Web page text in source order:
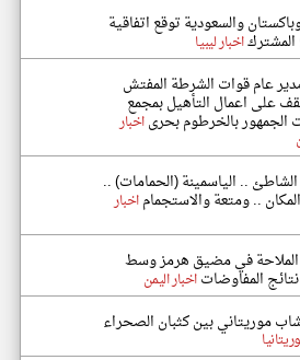
والسعودية توقع اتفاقية
المشتركاخبار ليبيا
عام قوات الشرطة المفتش
على اعمال التأهيل بمجمع
الجمهور بالخرطوم بحرىاخبار
الشاطئ .. الياسمينة (الحمامات) ..
.. ومتعة والاستجماماخبار
الملاحة في مضيق هرمز وسط
المفاوضاتاخبار اليمن
موريتاني بين كثبان الصحراء